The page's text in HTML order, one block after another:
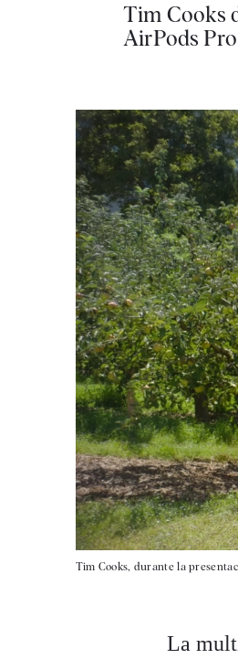
Tim Cooks
AirPods
Tim Cooks, durante la
La